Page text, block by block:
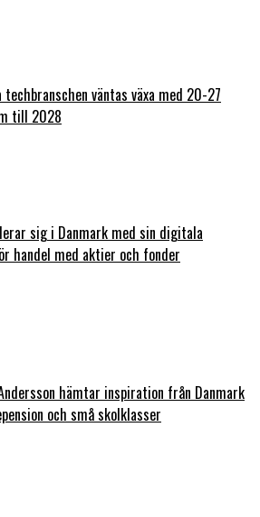
techbranschen väntas växa med 20-27
till 2028
sig i Danmark med sin digitala
handel med aktier och fonder
hämtar inspiration från Danmark
och små skolklasser